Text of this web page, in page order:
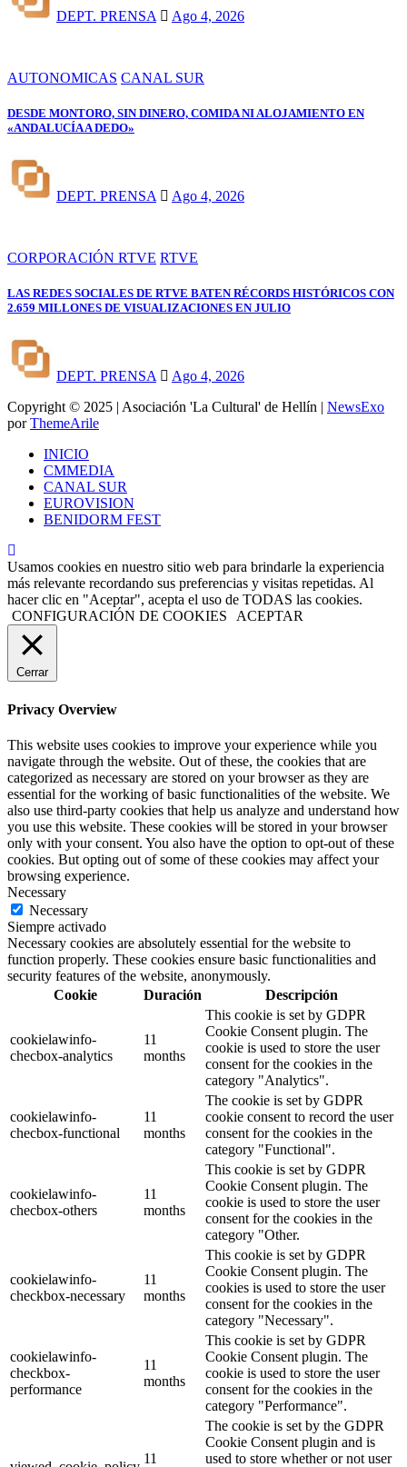
DEPT. PRENSA Ago 4, 2026
AUTONOMICAS CANAL SUR
DESDE MONTORO, SIN DINERO, COMIDA NI ALOJAMIENTO EN
«ANDALUCÍA A DEDO»
DEPT. PRENSA Ago 4, 2026
CORPORACIÓN RTVE RTVE
LAS REDES SOCIALES DE RTVE BATEN RÉCORDS HISTÓRICOS CON
2.659 MILLONES DE VISUALIZACIONES EN JULIO
DEPT. PRENSA
Ago 4, 2026
Copyright © 2025 | Asociación 'La Cultural' de Hellín
NewsExo
porThemeArile
INICIO
CMMEDIA
CANAL SUR
EUROVISION
BENIDORM FEST
Usamos cookies en nuestro sitio web para brindarle la experiencia
más relevante recordando sus preferencias y visitas repetidas. Al
hacer clic en "Aceptar", acepta el uso de TODAS las cookies.
CONFIGURACIÓN DE COOKIES
ACEPTAR
Cerrar
Privacy Overview
This website uses cookies to improve your experience while you
navigate through the website. Out of these, the cookies that are
categorized as necessary are stored on your browser as they are
essential for the working of basic functionalities of the website. We
also use third-party cookies that help us analyze and understand how
you use this website. These cookies will be stored in your browser
only with your consent. You also have the option to opt-out of these
cookies. But opting out of some of these cookies may affect your
browsing experience.
Necessary
Necessary
Siempre activado
Necessary cookies are absolutely essential for the website to
function properly. These cookies ensure basic functionalities and
security features of the website, anonymously.
Cookie
Duración Descripción
cookielawinfo-
checbox-analytics
11
months
This cookie is set by GDPR
Cookie Consent plugin. The
cookie is used to store the user
consent for the cookies in the
category "Analytics".
cookielawinfo-
checbox-functional
11
months
The cookie is set by GDPR
cookie consent to record the user
consent for the cookies in the
category "Functional".
cookielawinfo-
checbox-others
11
months
This cookie is set by GDPR
Cookie Consent plugin. The
cookie is used to store the user
consent for the cookies in the
category "Other.
cookielawinfo-
checkbox-necessary
11
months
This cookie is set by GDPR
Cookie Consent plugin. The
cookies is used to store the user
consent for the cookies in the
category "Necessary".
cookielawinfo-
checkbox-
performance
11
months
This cookie is set by GDPR
Cookie Consent plugin. The
cookie is used to store the user
consent for the cookies in the
category "Performance".
11
The cookie is set by the GDPR
Cookie Consent plugin and is
used to store whether or not user